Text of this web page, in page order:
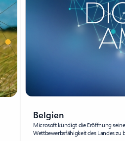
Belgien
Microsoft kündigt die Eröffnung
Wettbewerbsfähigkeit des Landes zu